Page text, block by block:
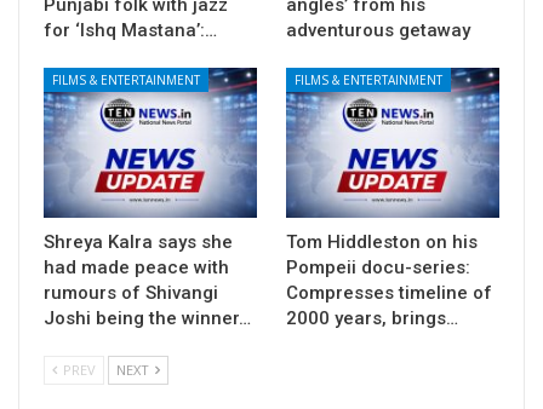
Punjabi folk with jazz
for ‘Ishq Mastana’:…
angles’ from his
adventurous getaway
FILMS & ENTERTAINMENT
Shreya Kalra says she
had made peace with
rumours of Shivangi
Joshi being the winner…
FILMS & ENTERTAINMENT
Tom Hiddleston on his
Pompeii docu-series:
Compresses timeline of
2000 years, brings…
PREV NEXT